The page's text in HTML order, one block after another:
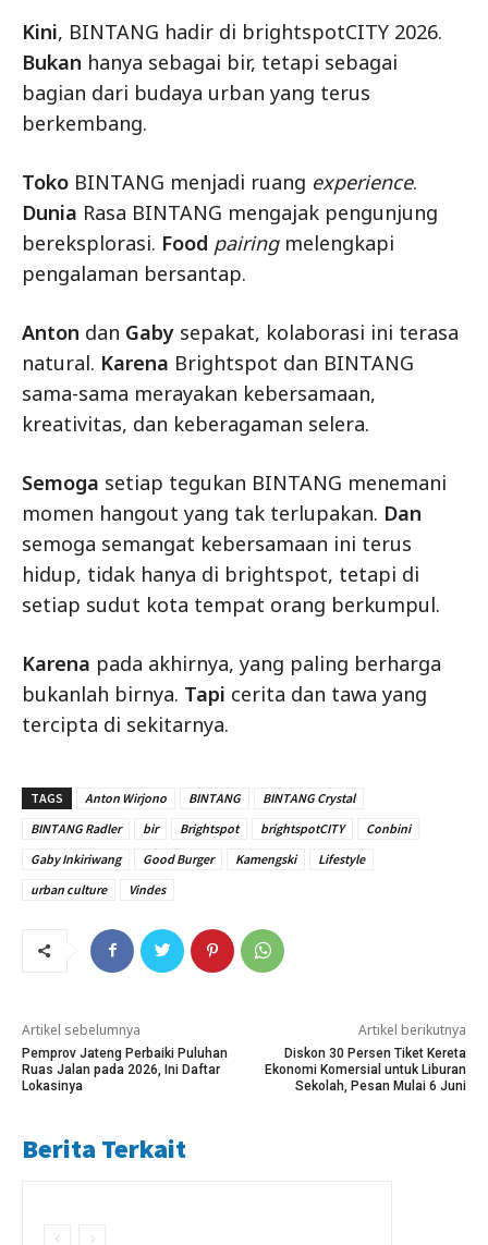
Kini, BINTANG hadir di brightspotCITY 2026.
Bukan hanya sebagai bir, tetapi sebagai
bagian dari budaya urban yang terus
berkembang.
Toko BINTANG menjadi ruang experience.
Dunia Rasa BINTANG mengajak pengunjung
bereksplorasi. Food pairingmelengkapi
pengalaman bersantap.
Anton dan Gaby sepakat, kolaborasi ini terasa
natural. Karena Brightspot dan BINTANG
sama-sama merayakan kebersamaan,
kreativitas, dan keberagaman selera.
Semoga setiap tegukan BINTANG menemani
momen hangout yang tak terlupakan. Dan
semoga semangat kebersamaan ini terus
hidup, tidak hanya di brightspot, tetapi di
setiap sudut kota tempat orang berkumpul.
Karena pada akhirnya, yang paling berharga
bukanlah birnya. Tapi cerita dan tawa yang
tercipta di sekitarnya.
TAGS Anton Wirjono BINTANG
BINTANG Crystal
BINTANG Radler
bir Brightspot brightspotCITY
Conbini
Gaby Inkiriwang
Good Burger Kamengski
Lifestyle
urban culture
Vindes
Artikel sebelumnya
Pemprov Jateng Perbaiki Puluhan
Ruas Jalan pada 2026, Ini Daftar
Lokasinya
Artikel berikutnya
Diskon 30 Persen Tiket Kereta
Ekonomi Komersial untuk Liburan
Sekolah, Pesan Mulai 6 Juni
Berita Terkait